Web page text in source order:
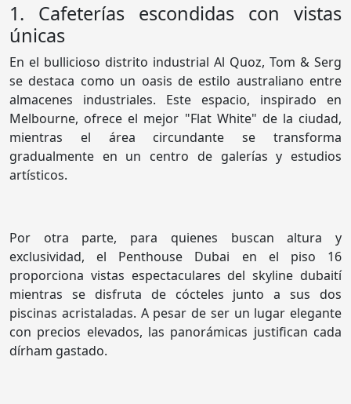
1. Cafeterías escondidas con vistas
únicas
En el bullicioso distrito industrial Al Quoz, Tom & Serg
se destaca como un oasis de estilo australiano entre
almacenes industriales. Este espacio, inspirado en
Melbourne, ofrece el mejor "Flat White" de la ciudad,
mientras el área circundante se transforma
gradualmente en un centro de galerías y estudios
artísticos.
Por otra parte, para quienes buscan altura y
exclusividad, el Penthouse Dubai en el piso 16
proporciona vistas espectaculares del skyline dubaití
mientras se disfruta de cócteles junto a sus dos
piscinas acristaladas. A pesar de ser un lugar elegante
con precios elevados, las panorámicas justifican cada
dírham gastado.